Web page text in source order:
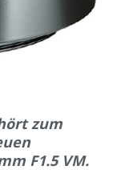
zum
F1.5 VM.